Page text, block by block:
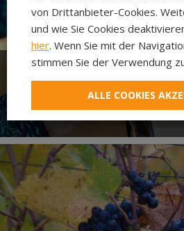
Sorge um den
Menschen
von Drittanbieter-Cookies.
und wie Sie Cookies
hier. Wenn Sie mit der
stimmen Sie der Verwendung
ALLE COOKIES